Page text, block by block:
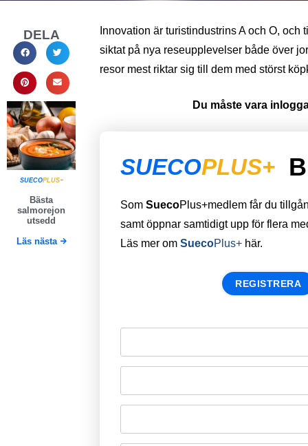
DELA
SUECOPLUS+
Bästa
salmorejon
utsedd
Läs nästa
Innovation är turistindustrins A och O,
siktat på nya reseupplevelser både över
resor mest riktar sig till dem med störst
Du måste vara
SUECOPLUS+
Som SuecoPlus+medlem får du
samt öppnar samtidigt upp för flera
Läs mer om SuecoPlus+ här.
REGISTRERA